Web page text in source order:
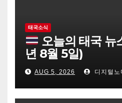
태국소식
오늘의 태국 뉴
년 8월 5일)
AUG 5, 2026 디지털노